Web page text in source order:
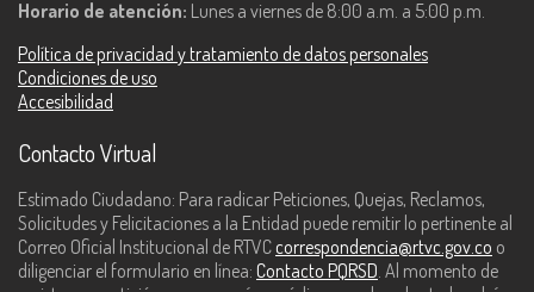
Horario de atención: Lunes a viernes de 8:00 a.m. a 5:00 p.m.
Política de privacidad y tratamiento de datos personales
Condiciones de uso
Accesibilidad
Contacto Virtual
Estimado Ciudadano: Para radicar Peticiones, Quejas, Reclamos,
Solicitudes y Felicitaciones a la Entidad puede remitir lo pertinente al
Correo Oficial Institucional de RTVC correspondencia@rtvc.gov.co o
diligenciar el formulario en línea: Contacto PQRSD. Al momento de